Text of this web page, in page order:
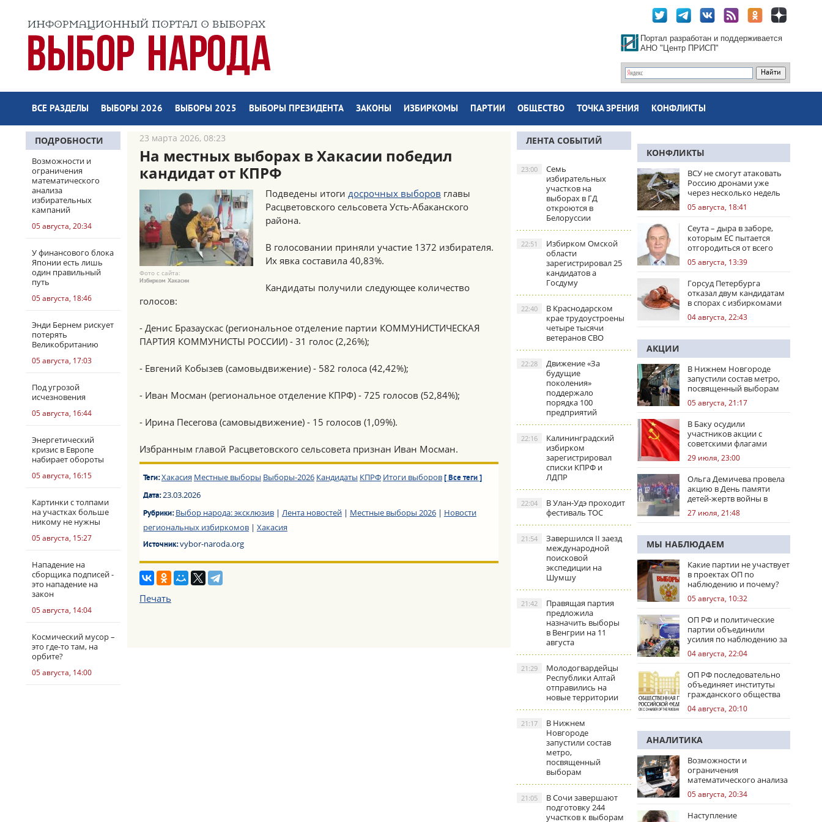
Портал разработан и поддерживается
АНО "Центр ПРИСП"
ВСЕ РАЗДЕЛЫ ВЫБОРЫ 2026 ВЫБОРЫ 2025 ВЫБОРЫ ПРЕЗИДЕНТА ЗАКОНЫ ИЗБИРКОМЫ ПАРТИИ ОБЩЕСТВО ТОЧКА ЗРЕНИЯ КОНФЛИКТЫ
ПОДРОБНОСТИ
Возможности и
ограничения
математического
анализа
избирательных
кампаний
05 августа, 20:34
У финансового блока
Японии есть лишь
один правильный
путь
05 августа, 18:46
Энди Бернем рискует
потерять
Великобританию
05 августа, 17:03
Под угрозой
исчезновения
05 августа, 16:44
Энергетический
кризис в Европе
набирает обороты
05 августа, 16:15
Картинки с толпами
на участках больше
никому не нужны
05 августа, 15:27
Нападение на
сборщика подписей -
это нападение на
закон
05 августа, 14:04
Космический мусор –
это где-то там, на
орбите?
05 августа, 14:00
23 марта 2026, 08:23
На местных выборах в Хакасии победил
кандидат от КПРФ
Фото с сайта:
Избирком Хакасии
Подведены итоги досрочных выборов главы
Расцветовского сельсовета Усть-Абаканского
района.
В голосовании приняли участие 1372 избирателя.
Их явка составила 40,83%.
Кандидаты получили следующее количество
голосов:
- Денис Бразаускас (региональное отделение партии КОММУНИСТИЧЕСКАЯ
ПАРТИЯ КОММУНИСТЫ РОССИИ) - 31 голос (2,26%);
- Евгений Кобызев (самовыдвижение) - 582 голоса (42,42%);
- Иван Мосман (региональное отделение КПРФ) - 725 голосов (52,84%);
- Ирина Песегова (самовыдвижение) - 15 голосов (1,09%).
Избранным главой Расцветовского сельсовета признан Иван Мосман.
Теги:Хакасия Местные выборы Выборы-2026 Кандидаты КПРФ Итоги выборов [ Все теги ]
Дата:23.03.2026
Рубрики:Выбор народа: эксклюзив| Лента новостей| Местные выборы 2026| Новости
региональных избиркомов| Хакасия
Источник:vybor-naroda.org
Печать
ЛЕНТА СОБЫТИЙ
Семь
избирательных
участков на
выборах в ГД
откроются в
Белоруссии
23:00
Избирком Омской
области
зарегистрировал 25
кандидатов а
Госдуму
22:51
В Краснодарском
крае трудоустроены
четыре тысячи
ветеранов СВО
22:40
Движение «За
будущие
поколения»
поддержало
порядка 100
предприятий
22:28
Калининградский
избирком
зарегистрировал
списки КПРФ и
ЛДПР
22:16
В Улан-Удэ проходит
фестиваль ТОС
22:04
Завершился II заезд
международной
поисковой
экспедиции на
Шумшу
21:54
Правящая партия
предложила
назначить выборы
в Венгрии на 11
августа
21:42
Молодогвардейцы
Республики Алтай
отправились на
новые территории
21:29
В Нижнем
Новгороде
запустили состав
метро,
посвященный
выборам
21:17
В Сочи завершают
подготовку 244
участков к выборам
21:05
КОНФЛИКТЫ
ВСУ не смогут атаковать
Россию дронами уже
через несколько недель
05 августа, 18:41
Сеута – дыра в заборе,
которым ЕС пытается
отгородиться от всего
мира
05 августа, 13:39
Горсуд Петербурга
отказал двум кандидатам
в спорах с избиркомами
04 августа, 22:43
АКЦИИ
В Нижнем Новгороде
запустили состав метро,
посвященный выборам
05 августа, 21:17
В Баку осудили
участников акции с
советскими флагами
29 июля, 23:00
Ольга Демичева провела
акцию в День памяти
детей-жертв войны в
Донбассе
27 июля, 21:48
МЫ НАБЛЮДАЕМ
Какие партии не участвует
в проектах ОП по
наблюдению и почему?
05 августа, 10:32
ОП РФ и политические
партии объединили
усилия по наблюдению за
выборами
04 августа, 22:04
ОП РФ последовательно
объединяет институты
гражданского общества
04 августа, 20:10
АНАЛИТИКА
Возможности и
ограничения
математического анализа
избирательных кампаний
05 августа, 20:34
Наступление